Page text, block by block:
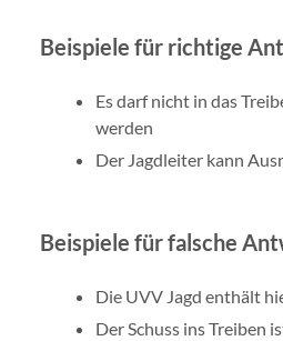
Beispiele für richtige
Es darf nicht in das
werden
Der Jagdleiter kann
Beispiele für falsche
Die UVV Jagd enthält
Der Schuss ins Treiben